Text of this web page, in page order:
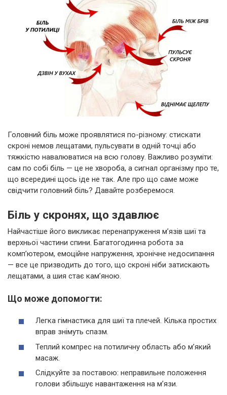
Головний біль може проявлятися по-різному: стискати
скроні немов лещатами, пульсувати в одній точці або
тяжкістю навалюватися на всю голову. Важливо розуміти:
сам по собі біль — це не хвороба, а сигнал організму про те,
що всередині щось іде не так. Але про що саме може
свідчити головний біль? Давайте розберемося.
Біль у скронях, що здавлює
Найчастіше його викликає перенапруження м’язів шиї та
верхньої частини спини. Багатогодинна робота за
комп’ютером, емоційне напруження, хронічне недосипання
— все це призводить до того, що скроні ніби затискають
лещатами, а шия стає кам’яною.
Що може допомогти:
Легка гімнастика для шиї та плечей. Кілька простих
вправ знімуть спазм.
Теплий компрес на потиличну область або м’який
масаж.
Слідкуйте за поставою: неправильне положення
голови збільшує навантаження на м’язи.